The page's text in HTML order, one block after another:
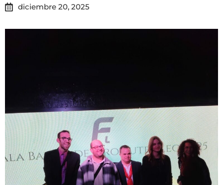
diciembre 20, 2025